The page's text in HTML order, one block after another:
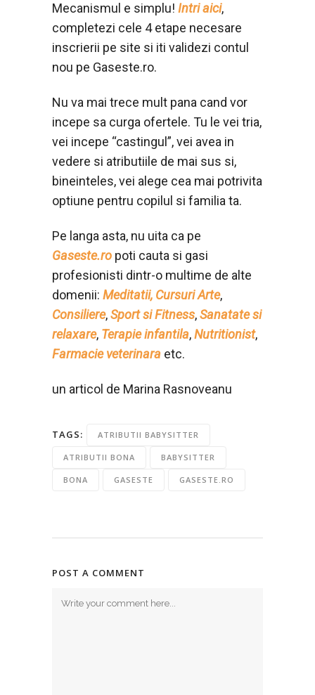
Mecanismul e simplu! Intri aici,
completezi cele 4 etape necesare
inscrierii pe site si iti validezi contul
nou pe Gaseste.ro.
Nu va mai trece mult pana cand vor
incepe sa curga ofertele. Tu le vei tria,
vei incepe “castingul”, vei avea in
vedere si atributiile de mai sus si,
bineinteles, vei alege cea mai potrivita
optiune pentru copilul si familia ta.
Pe langa asta, nu uita ca pe
Gaseste.ro poti cauta si gasi
profesionisti dintr-o multime de alte
domenii: Meditatii, Cursuri Arte,
Consiliere,Sport si Fitness,Sanatate si
relaxare, Terapie infantila,Nutritionist,
Farmacie veterinara etc.
un articol de Marina Rasnoveanu
TAGS: ATRIBUTII BABYSITTER
ATRIBUTII BONA BABYSITTER
BONA GASESTE GASESTE.RO
POST A COMMENT